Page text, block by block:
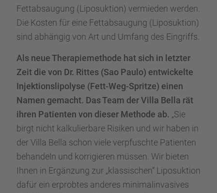
Fettab­sau­gung (Liposuk­tion) vermie­den werden.
Die Kosten für eine Fettab­sau­gung (Liposuk­tion)
sind abhän­gig von Art und Umfang des Eingriffs.
Als neue Thera­pie­me­thode hat sich in letzter
Zeit die von Dr. Rittes (Sao Paulo) entwi­ckelte
Injek­ti­ons­li­po­lyse (Fett-Weg-Spritze) einen
Namen gemacht. Das Team der Villa Bella rät
ihren Patien­ten von dieser Methode ab. „Sie
birgt nicht kalku­lier­bare Risiken und wir haben in
der Villa Bella schon viele verpfuschte Patien­ten
behan­deln und korri­gie­ren müssen. Wir bieten
Ihnen in Ergän­zung zur „klassi­schen“ Liposuk­tion
dafür ein erprob­tes anderes minimal­in­va­si­ves